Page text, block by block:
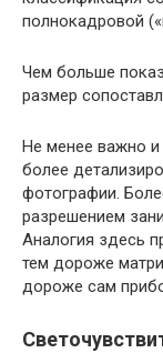
полнокадровой
Чем больше
размер
Не менее важно
более
фотографии.
разрешением
Аналогия здесь
тем дороже
дороже сам